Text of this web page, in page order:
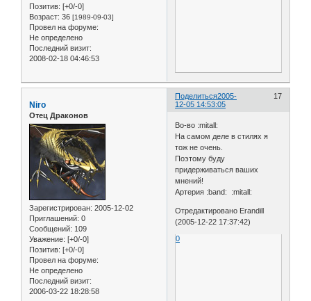
Позитив: [+0/-0]
Возраст: 36 [1989-09-03]
Провел на форуме:
Не определено
Последний визит:
2008-02-18 04:46:53
Поделиться 17
2005-
12-05 14:53:05
Niro
Отец Драконов
Зарегистрирован: 2005-12-02
Приглашений: 0
Сообщений: 109
Уважение: [+0/-0]
Позитив: [+0/-0]
Провел на форуме:
Не определено
Последний визит:
2006-03-22 18:28:58
Во-во :mitall:
На самом деле в стилях я
тож не очень.
Поэтому буду
придерживаться ваших
мнений!
Артерия :band: :mitall:
Отредактировано Erandill
(2005-12-22 17:37:42)
0